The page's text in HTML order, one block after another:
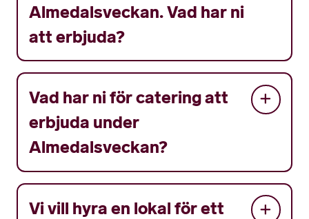
Almedalsveckan. Vad har ni
att erbjuda?
Vad har ni för catering att
erbjuda under
Almedalsveckan?
Vi vill hyra en lokal för ett